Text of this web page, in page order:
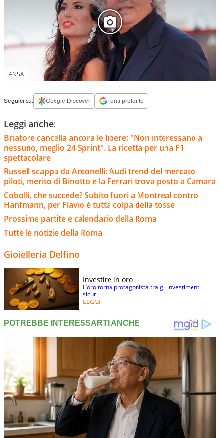
ANSA
Seguici su: Google Discover Fonti preferite
Leggi anche:
Briatore cancella ancora le libere: "Non interessano a
nessuno, meglio 24 Sprint". La ricetta per una F1
spettacolare
Russell scappa da Antonelli: Audi trend del mercato
piloti, merito di Binotto e la Ferrari trova posto a Camara
Cobolli, che succede? Subito fuori a Montreal contro
Hanfmann, per Flavio è tutta colpa della tosse
Prossime partite e calendario della Roma
Tutte le notizie della Roma
Gioielleria Delfino
Investire in oro
L’oro torna protagonista tra gli investimenti
sicuri
LEGGI